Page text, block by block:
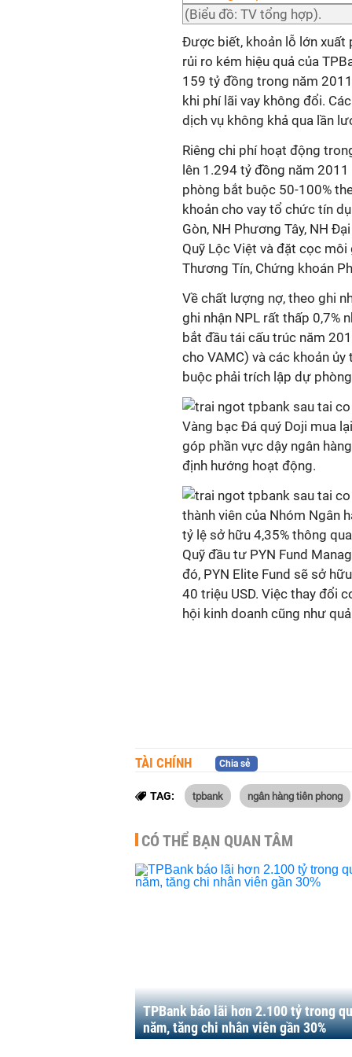
(Biểu đồ: TV tổng hợp).
Được biết, khoản lỗ lớn
rủi ro kém hiệu quả của
159 tỷ đồng trong năm
khi phí lãi vay không đổi.
dịch vụ không khả qua lần
Riêng chi phí hoạt động
lên 1.294 tỷ đồng năm
phòng bắt buộc 50-100%
khoản cho vay tổ chức tín
Gòn, NH Phương Tây, NH
Quỹ Lộc Việt và đặt cọc
Thương Tín, Chứng khoán
Về chất lượng nợ, theo ghi
ghi nhận NPL rất thấp 0,7%
bắt đầu tái cấu trúc năm
cho VAMC) và các khoản
buộc phải trích lập dự
Vàng bạc Đá quý Doji mua
góp phần vực dậy ngân
định hướng hoạt động.
thành viên của Nhóm Ngân
tỷ lệ sở hữu 4,35% thông
Quỹ đầu tư PYN Fund
đó, PYN Elite Fund sẽ sở
40 triệu USD. Việc thay đổi
hội kinh doanh cũng như
TÀI CHÍNH Chia sẻ
TAG: tpbank ngân hàng tiên phong
CÓ THỂ BẠN QUAN TÂM
TPBank báo lãi hơn 2.100 tỷ trong
năm, tăng chi nhân viên gần 30%